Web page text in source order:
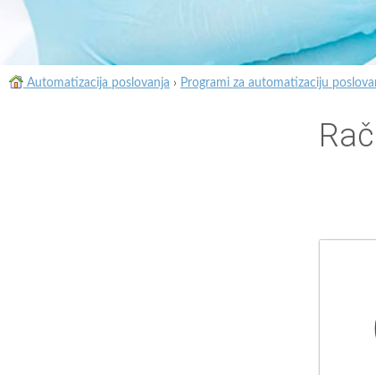
Automatizacija poslovanja › Programi za automatizaciju